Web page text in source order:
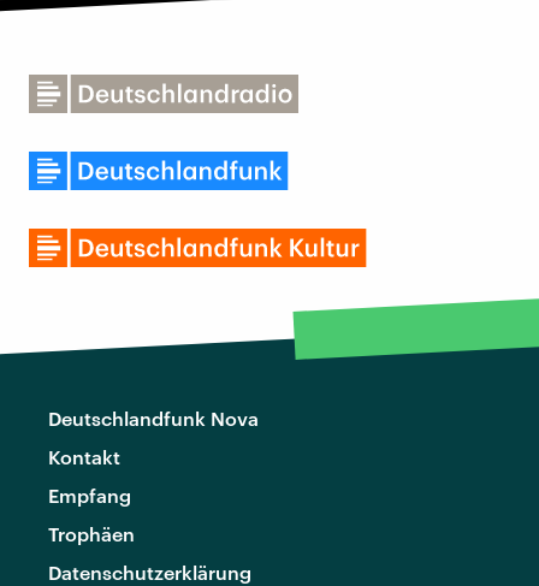
Deutschlandfunk Nova
Kontakt
Empfang
Trophäen
Datenschutzerklärung